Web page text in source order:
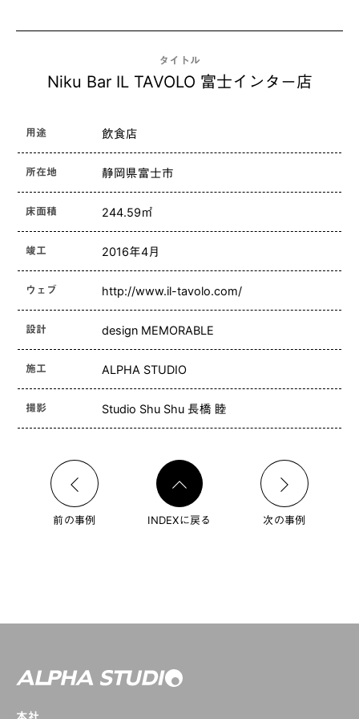
タイトル
Niku Bar IL TAVOLO 富士インター店
用途 飲食店
所在地 静岡県富士市
床面積 244.59㎡
竣工 2016年4月
ウェブ http://www.il-tavolo.com/
設計 design MEMORABLE
施工 ALPHA STUDIO
撮影 Studio Shu Shu 長橋 睦
前の事例 INDEXに戻る 次の事例